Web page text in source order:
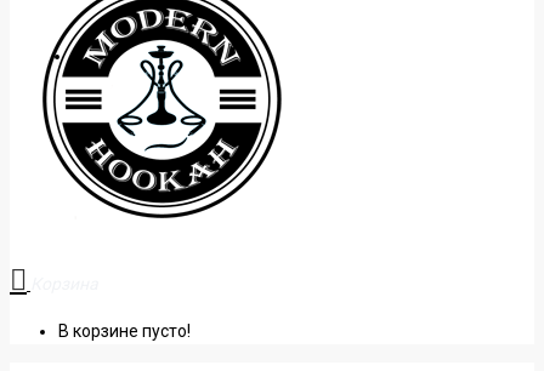
+38 (095) 945 04 33
В корзине пусто!